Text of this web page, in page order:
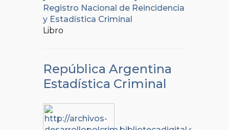
Registro Nacional de Reincidencia
y Estadística Criminal
Libro
República Argentina
Estadística Criminal